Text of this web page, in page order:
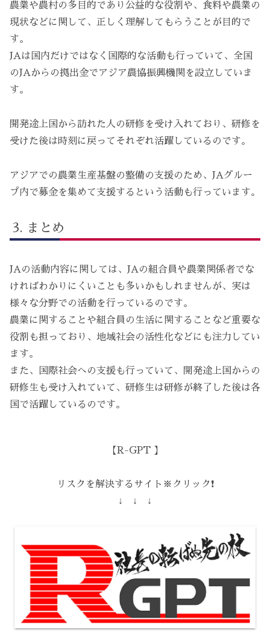
農業や農村の多目的であり公益的な役割や、食料や農業の
現状などに関して、正しく理解してもらうことが目的で
す。
JAは国内だけではなく国際的な活動も行っていて、全国
のJAからの拠出金でアジア農協振興機関を設立していま
す。
開発途上国から訪れた人の研修を受け入れており、研修を
受けた後は時刻に戻ってそれぞれ活躍しているのです。
アジアでの農業生産基盤の整備の支援のため、JAグルー
プ内で募金を集めて支援するという活動も行っています。
まとめ
JAの活動内容に関しては、JAの組合員や農業関係者でな
ければわかりにくいことも多いかもしれませんが、実は
様々な分野での活動を行っているのです。
農業に関することや組合員の生活に関することなど重要な
役割も担っており、地域社会の活性化などにも注力してい
ます。
また、国際社会への支援も行っていて、開発途上国からの
研修生も受け入れていて、研修生は研修が終了した後は各
国で活躍しているのです。
【R-GPT 】
リスクを解決するサイト※クリック❗️
↓ ↓ ↓